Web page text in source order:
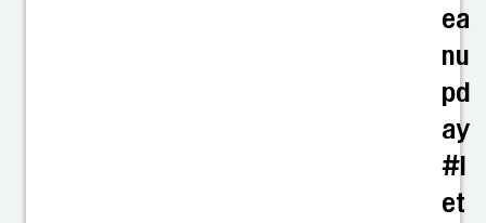
ea
nu
pd
ay
#l
et